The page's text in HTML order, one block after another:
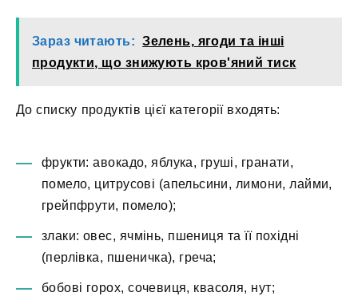
Зараз читають: Зелень, ягоди та інші
продукти, що знижують кров'яний тиск
До списку продуктів цієї категорії входять:
фрукти: авокадо, яблука, груші, гранати,
помело, цитрусові (апельсини, лимони, лайми,
грейпфрути, помело);
злаки: овес, ячмінь, пшениця та її похідні
(перлівка, пшеничка), греча;
бобові горох, сочевиця, квасоля, нут;